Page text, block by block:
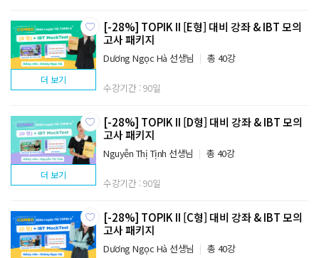
[-28%] TOPIK II [E형] 대비 강좌 & IBT 모의
고사 패키지
Dương Ngọc Hà 선생님 총 40강
수강기간 : 90일
더 보기
[-28%] TOPIK II [D형] 대비 강좌 & IBT 모의
고사 패키지
Nguyễn Thị Tịnh 선생님 총 40강
수강기간 : 90일
더 보기
[-28%] TOPIK II [C형] 대비 강좌 & IBT 모의
고사 패키지
Dương Ngọc Hà 선생님 총 40강